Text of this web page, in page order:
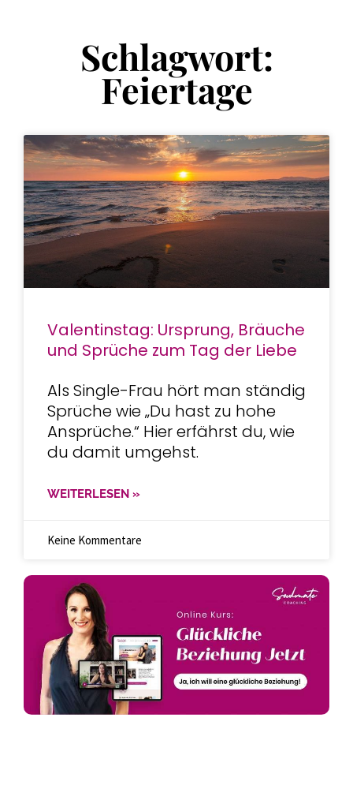
Schlagwort:
Feiertage
Valentinstag: Ursprung, Bräuche
und Sprüche zum Tag der Liebe
Als Single-Frau hört man ständig
Sprüche wie „Du hast zu hohe
Ansprüche.“ Hier erfährst du, wie
du damit umgehst.
WEITERLESEN »
Keine Kommentare